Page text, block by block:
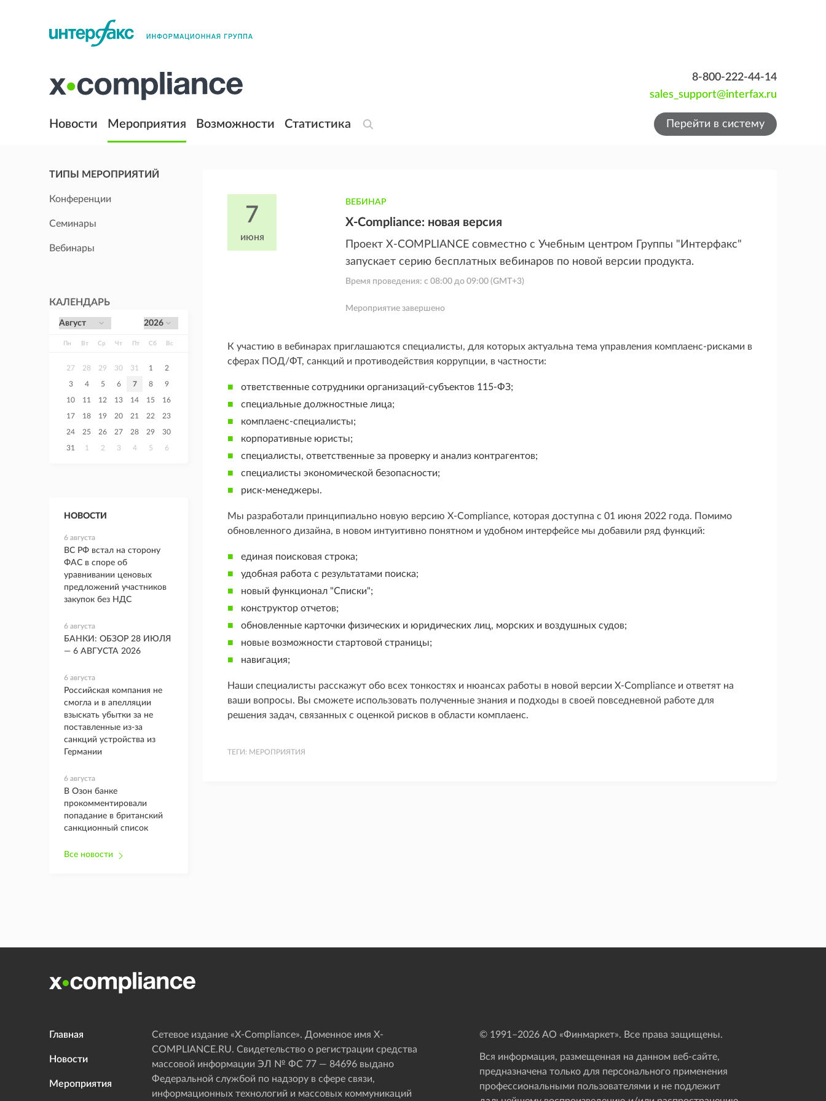
8-800-222-44-14
sales_support@interfax.ru
Новости Мероприятия Возможности Статистика Перейти в систему
ТИПЫ МЕРОПРИЯТИЙ
Конференции
Семинары
Вебинары
КАЛЕНДАРЬ
Пн Вт Ср Чт Пт Сб Вс
27 28 29 30 31 1 2
3 4 5 6 7 8 9
10 11 12 13 14 15 16
17 18 19 20 21 22 23
24 25 26 27 28 29 30
31 1 2 3 4 5 6
НОВОСТИ
6 августа
ВС РФ встал на сторону
ФАС в споре об
уравнивании ценовых
предложений участников
закупок без НДС
6 августа
БАНКИ: ОБЗОР 28 ИЮЛЯ
— 6 АВГУСТА 2026
6 августа
Российская компания не
смогла и в апелляции
взыскать убытки за не
поставленные из-за
санкций устройства из
Германии
6 августа
В Озон банке
прокомментировали
попадание в британский
санкционный список
Все новости
7
июня
ВЕБИНАР
X-Compliance: новая версия
Проект X-COMPLIANCE совместно с Учебным центром Группы "Интерфакс"
запускает серию бесплатных вебинаров по новой версии продукта.
Время проведения: с 08:00 до 09:00 (GMT+3)
Мероприятие завершено
К участию в вебинарах приглашаются специалисты, для которых актуальна тема управления комплаенс-рисками в
сферах ПОД/ФТ, санкций и противодействия коррупции, в частности:
ответственные сотрудники организаций-субъектов 115-ФЗ;
специальные должностные лица;
комплаенс-специалисты;
корпоративные юристы;
специалисты, ответственные за проверку и анализ контрагентов;
специалисты экономической безопасности;
риск-менеджеры.
Мы разработали принципиально новую версию X-Compliance, которая доступна с 01 июня 2022 года. Помимо
обновленного дизайна, в новом интуитивно понятном и удобном интерфейсе мы добавили ряд функций:
единая поисковая строка;
удобная работа с результатами поиска;
новый функционал "Списки";
конструктор отчетов;
обновленные карточки физических и юридических лиц, морских и воздушных судов;
новые возможности стартовой страницы;
навигация;
Наши специалисты расскажут обо всех тонкостях и нюансах работы в новой версии X-Compliance и ответят на
ваши вопросы. Вы сможете использовать полученные знания и подходы в своей повседневной работе для
решения задач, связанных с оценкой рисков в области комплаенс.
ТЕГИ: МЕРОПРИЯТИЯ
Главная
Новости
Мероприятия
Сетевое издание «Х-Compliance». Доменное имя X-
COMPLIANCE.RU. Свидетельство о регистрации средства
массовой информации ЭЛ № ФС 77 — 84696 выдано
Федеральной службой по надзору в сфере связи,
информационных технологий и массовых коммуникаций
© 1991–2026АО «Финмаркет». Все права защищены.
Вся информация, размещенная на данном веб-сайте,
предназначена только для персонального применения
профессиональными пользователями и не подлежит